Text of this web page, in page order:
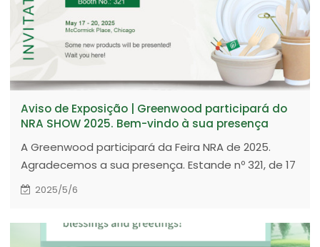
Aviso de Exposição | Greenwood participará do
NRA SHOW 2025. Bem-vindo à sua presença
A Greenwood participará da Feira NRA de 2025.
Agradecemos a sua presença. Estande nº 321, de 17
a 20 de maio de 2025, McCormick Place, Chicago,
2025/5/6